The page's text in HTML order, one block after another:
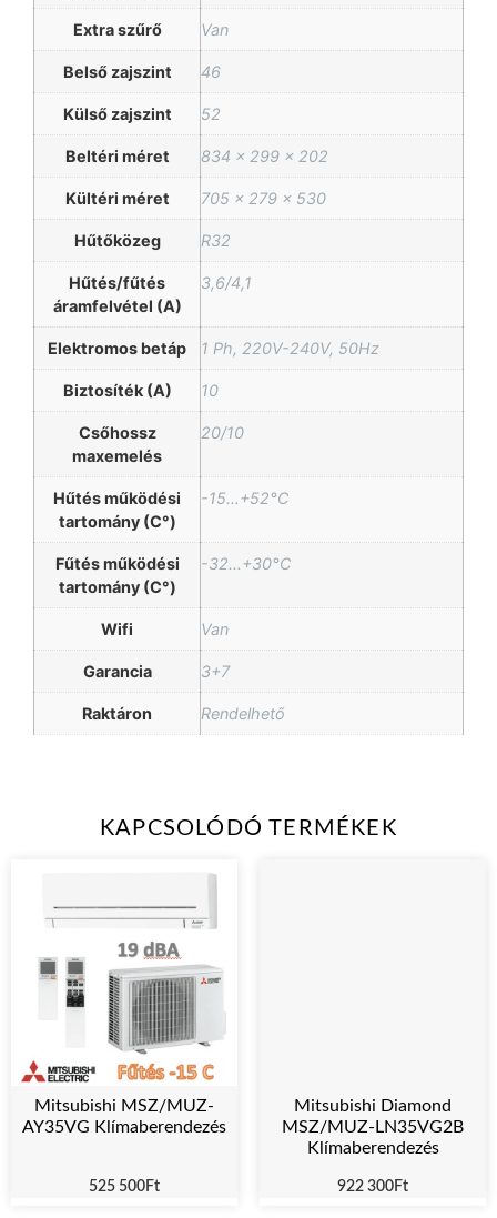
Extra szűrő Van
Belső zajszint 46
Külső zajszint 52
Beltéri méret 834 x 299 x 202
Kültéri méret 705 x 279 x 530
Hűtőközeg R32
Hűtés/fűtés
áramfelvétel (A)
3,6/4,1
Elektromos betáp 1 Ph, 220V-240V, 50Hz
Biztosíték (A) 10
Csőhossz
maxemelés
20/10
Hűtés működési
tartomány (C°)
-15…+52°C
Fűtés működési
tartomány (C°)
-32…+30°C
Wifi Van
Garancia 3+7
Raktáron Rendelhető
KAPCSOLÓDÓ TERMÉKEK
Mitsubishi MSZ/MUZ-
AY35VG Klímaberendezés
525 500Ft
Mitsubishi Diamond
MSZ/MUZ-LN35VG2B
Klímaberendezés
922 300Ft